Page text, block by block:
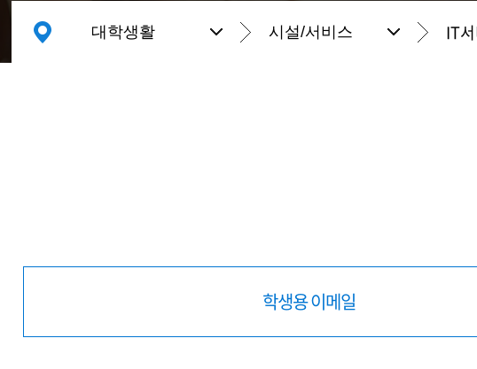
대학생활 시설/서비스 IT
학생용 이메일